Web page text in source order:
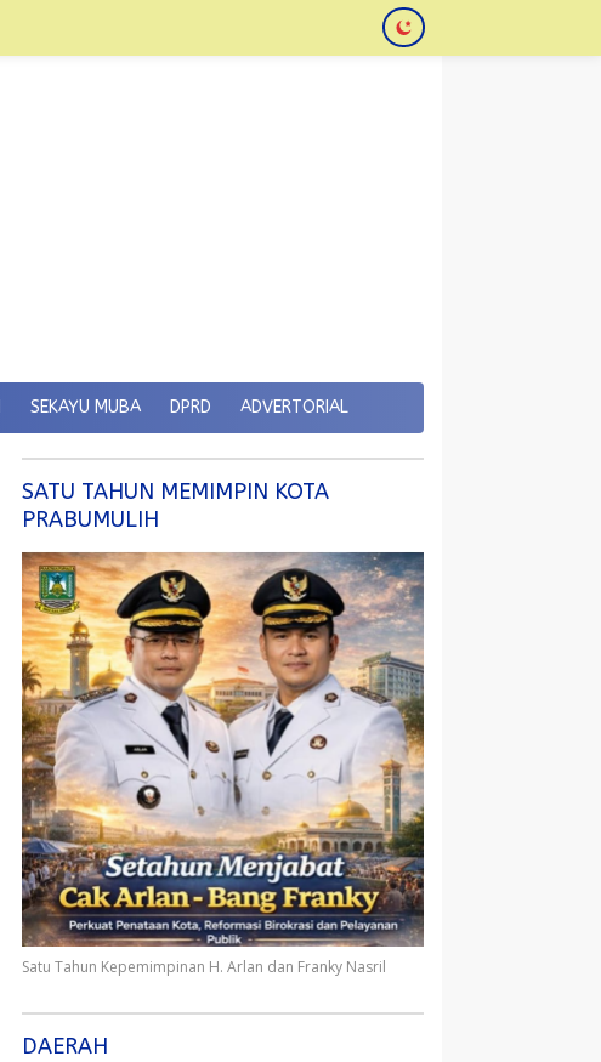
SEKAYU MUBA DPRD ADVERTORIAL
SATU TAHUN MEMIMPIN KOTA
PRABUMULIH
Satu Tahun Kepemimpinan H. Arlan dan Franky Nasril
DAERAH